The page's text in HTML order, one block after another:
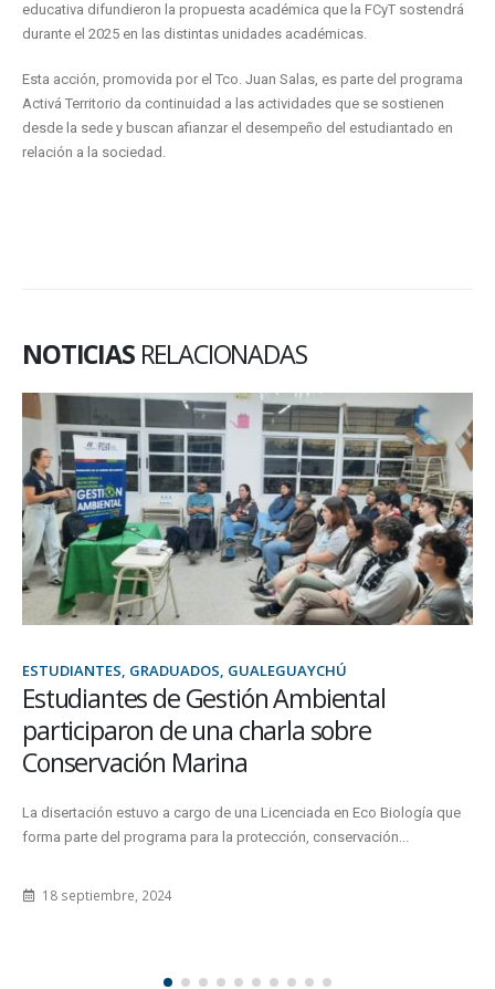
educativa difundieron la propuesta académica que la FCyT sostendrá
durante el 2025 en las distintas unidades académicas.
Esta acción, promovida por el Tco. Juan Salas, es parte del programa
Activá Territorio da continuidad a las actividades que se sostienen
desde la sede y buscan afianzar el desempeño del estudiantado en
relación a la sociedad.
NOTICIAS RELACIONADAS
ESTUDIANTES, RELACIONES INTERNACIONALES, VILLAGUAY
Estudiantes de la FCyT desarrollan
experiencias de internacionalización
sede Villaguay